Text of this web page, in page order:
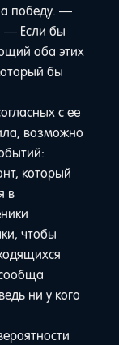
победу. —
— Если бы
оба этих
бы
с ее
возможно
который
в
чтобы
ни у кого